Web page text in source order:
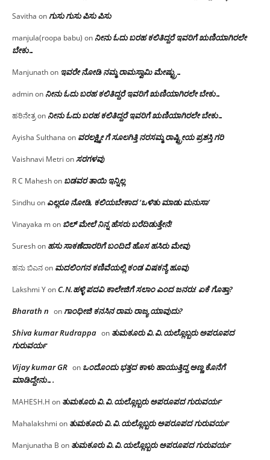
Savitha onಗುಸು ಗುಸು ಪಿಸು ಪಿಸು
manjula(roopa babu) on ನೀನು ಓದು ಬರಹ ಕಲಿತಿದ್ದರೆ ಇವರಿಗೆ ಋಣಿಯಾಗಿರಲೇ
ಬೇಕು…
Manjunathon ಇವರೇ‌ ನೋಡಿ‌ ನಮ್ಮ‌ ರಾಮಸ್ವಾಮಿ ಮೇಷ್ಟ್ರು…
adminon ನೀನು ಓದು ಬರಹ ಕಲಿತಿದ್ದರೆ ಇವರಿಗೆ ಋಣಿಯಾಗಿರಲೇ ಬೇಕು…
ಹರಿನೇತ್ರon ನೀನು ಓದು ಬರಹ ಕಲಿತಿದ್ದರೆ ಇವರಿಗೆ ಋಣಿಯಾಗಿರಲೇ ಬೇಕು…
Ayisha Sulthana on ವರಲಕ್ಷ್ಮೀ ಗೆ ಸೂಲಗಿತ್ತಿ ನರಸಮ್ಮ‌ ರಾಷ್ಟ್ರೀಯ ಪ್ರಶಸ್ತಿ ಗರಿ
Vaishnavi Metri onಸರಗಳವು
R C Maheshon ಬಡವರ ತಾಯಿ ಇನ್ನಿಲ್ಲ
Sindhuon ಎಲ್ಲರೂ ನೋಡಿ, ಕಲಿಯಬೇಕಾದ ‘ಒಳಿತು ಮಾಡು ಮನುಸಾ’
Vinayaka mon ಬಿಲ್ ಮೇಲೆ ನಿನ್ನ ಹೆಸರು ಬರೆದಿಡುತ್ತೇನೆ!
Sureshon ಹಸು ಸಾಕಣೆದಾರರಿಗೆ ಬಂದಿದೆ ಹೊಸ ಹಸಿರು ಮೇವು
ಹನು ಬಿಎನon ಮದಲಿಂಗನ ಕಣಿವೆಯಲ್ಲಿ ಕಂಡ ವಿಷಕನ್ಯೆ ಹೂವು
Lakshmi YonC.N.ಹಳ್ಳಿ ಪದವಿ ಕಾಲೇಜಿಗೆ ಸಲಾಂ‌ ಎಂದ ಜನರು! ಏಕೆ ಗೊತ್ತಾ?
Bharath n onಗಾಂಧೀಜಿ ಕನಸಿನ ರಾಮ ರಾಜ್ಯ ಯಾವುದು?
Shiva kumar Rudrappa on ತುಮಕೂರು‌ ವಿ.ವಿ.ಯಲ್ಲೊಬ್ಬರು ಅಪರೂಪದ
ಗುರುವರ್ಯ
Vijay kumar GR on ಒಂದೊಂದು ಭತ್ತದ ಕಾಳು ಹಾಯುತ್ತಿದ್ದ ಅಣ್ಣ ಕೊನೆಗೆ
ಮಾಡಿದ್ದೇನು….
MAHESH.H on ತುಮಕೂರು‌ ವಿ.ವಿ.ಯಲ್ಲೊಬ್ಬರು ಅಪರೂಪದ ಗುರುವರ್ಯ
Mahalakshmi on ತುಮಕೂರು‌ ವಿ.ವಿ.ಯಲ್ಲೊಬ್ಬರು ಅಪರೂಪದ ಗುರುವರ್ಯ
Manjunatha B on ತುಮಕೂರು‌ ವಿ.ವಿ.ಯಲ್ಲೊಬ್ಬರು ಅಪರೂಪದ ಗುರುವರ್ಯ